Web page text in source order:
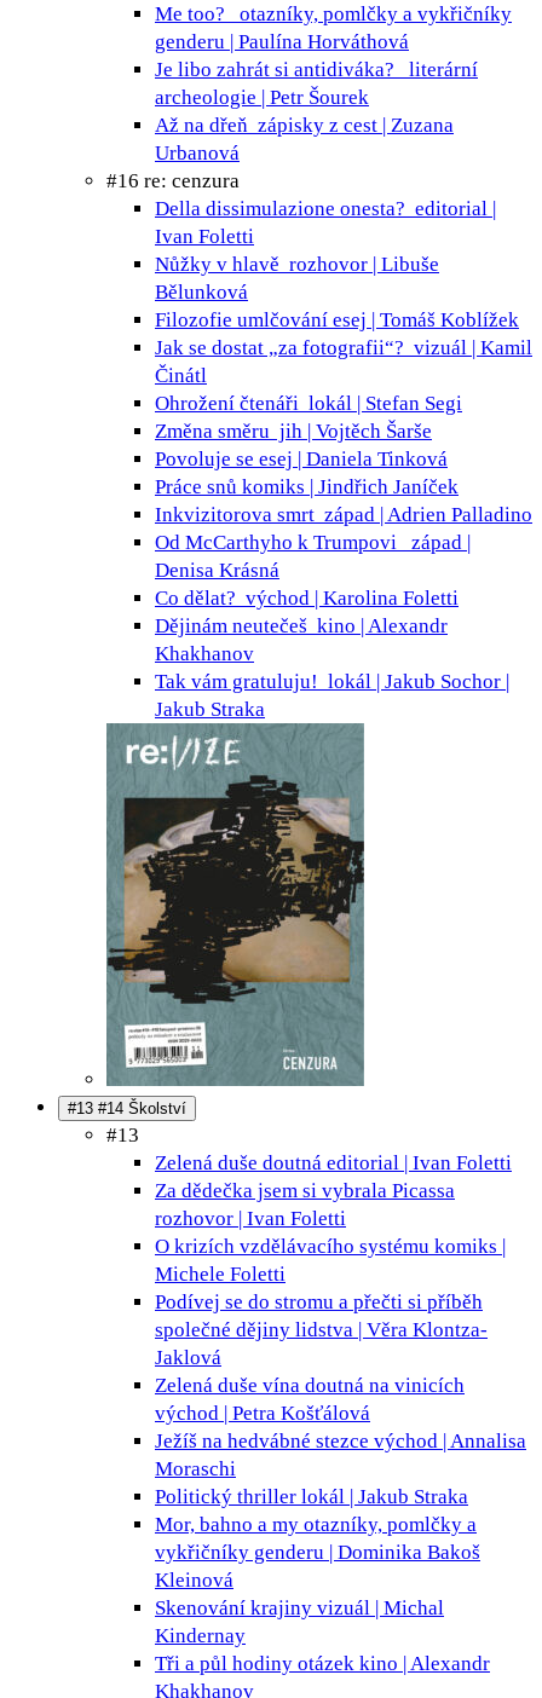
Me too?
otazníky, pomlčky a vykřičníky
genderu | Paulína Horváthová
Je libo zahrát si antidiváka?
literární
archeologie | Petr Šourek
Až na dřeň zápisky z cest | Zuzana
Urbanová
#16 re: cenzura
Della dissimulazione onesta? editorial |
Ivan Foletti
Nůžky v hlavě rozhovor | Libuše
Bělunková
Filozofie umlčování esej | Tomáš Koblížek
Jak se dostat „za fotografii“? vizuál | Kamil
Činátl
Ohrožení čtenáři lokál | Stefan Segi
Změna směru jih | Vojtěch Šarše
Povoluje se esej | Daniela Tinková
Práce snů komiks | Jindřich Janíček
Inkvizitorova smrt západ | Adrien Palladino
Od McCarthyho k Trumpovi
západ |
Denisa Krásná
Co dělat? východ | Karolina Foletti
Dějinám neutečeš kino | Alexandr
Khakhanov
Tak vám gratuluju! lokál | Jakub Sochor |
Jakub Straka
#13 #14 Školství
#13
Zelená duše doutná editorial | Ivan Foletti
Za dědečka jsem si vybrala Picassa
rozhovor | Ivan Foletti
O krizích vzdělávacího systému komiks |
Michele Foletti
Podívej se do stromu a přečti si příběh
společné dějiny lidstva | Věra Klontza-
Jaklová
Zelená duše vína doutná na vinicích
východ | Petra Košťálová
Ježíš na hedvábné stezce východ | Annalisa
Moraschi
Politický thriller lokál | Jakub Straka
Mor, bahno a my otazníky, pomlčky a
vykřičníky genderu | Dominika Bakoš
Kleinová
Skenování krajiny vizuál | Michal
Kindernay
Tři a půl hodiny otázek kino | Alexandr
Khakhanov